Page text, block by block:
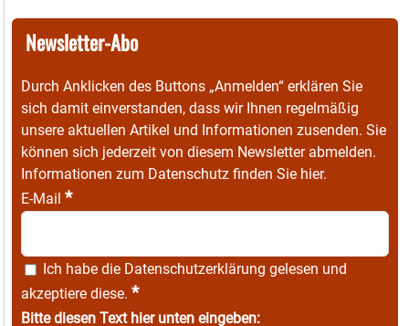
Newsletter-Abo
Durch Anklicken des Buttons „Anmelden“ erklären Sie
sich damit einverstanden, dass wir Ihnen regelmäßig
unsere aktuellen Artikel und Informationen zusenden. Sie
können sich jederzeit von diesem Newsletter abmelden.
Informationen zum Datenschutz finden Sie hier.
E-Mail *
Ich habe die Datenschutzerklärung gelesen und
akzeptiere diese. *
Bitte diesen Text hier unten eingeben: